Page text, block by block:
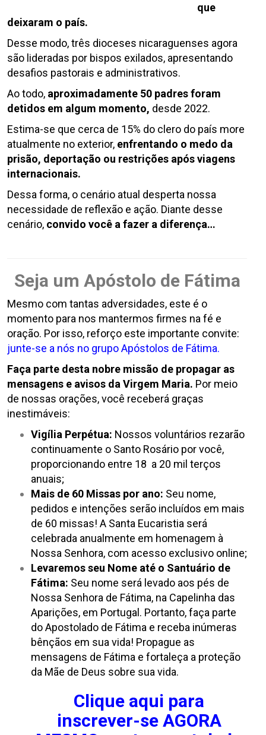
que
deixaram o país.
Desse modo, três dioceses nicaraguenses agora
são lideradas por bispos exilados, apresentando
desafios pastorais e administrativos.
Ao todo, aproximadamente 50 padres foram
detidos em algum momento, desde 2022.
Estima-se que cerca de 15% do clero do país more
atualmente no exterior, enfrentando o medo da
prisão, deportação ou restrições após viagens
internacionais.
Dessa forma, o cenário atual desperta nossa
necessidade de reflexão e ação. Diante desse
cenário, convido você a fazer a diferença…
Seja um Apóstolo de Fátima
Mesmo com tantas adversidades, este é o
momento para nos mantermos firmes na fé e
oração. Por isso, reforço este importante convite:
junte-se a nós no grupo Apóstolos de Fátima.
Faça parte desta nobre missão de propagar as
mensagens e avisos da Virgem Maria. Por meio
de nossas orações, você receberá graças
inestimáveis:
Vigília Perpétua: Nossos voluntários rezarão
continuamente o Santo Rosário por você,
proporcionando entre 18 a 20 mil terços
anuais;
Mais de 60 Missas por ano: Seu nome,
pedidos e intenções serão incluídos em mais
de 60 missas! A Santa Eucaristia será
celebrada anualmente em homenagem à
Nossa Senhora, com acesso exclusivo online;
Levaremos seu Nome até o Santuário de
Fátima: Seu nome será levado aos pés de
Nossa Senhora de Fátima, na Capelinha das
Aparições, em Portugal. Portanto, faça parte
do Apostolado de Fátima e receba inúmeras
bênçãos em sua vida! Propague as
mensagens de Fátima e fortaleça a proteção
da Mãe de Deus sobre sua vida.
Clique aqui para
inscrever-se AGORA